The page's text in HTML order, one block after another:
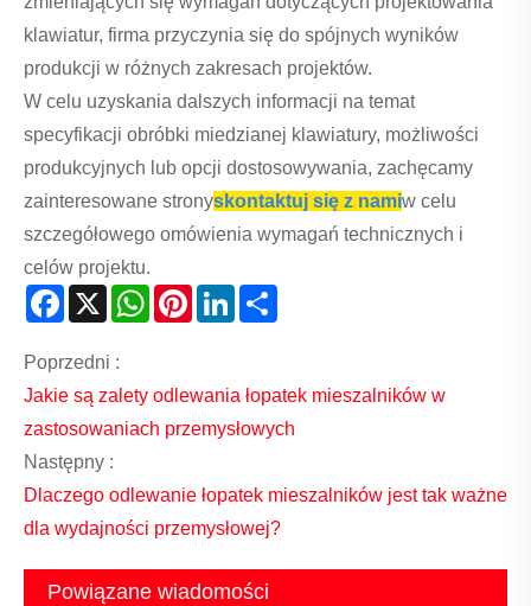
klawiatur, firma przyczynia się do spójnych wyników
produkcji w różnych zakresach projektów.
W celu uzyskania dalszych informacji na temat
specyfikacji obróbki miedzianej klawiatury, możliwości
produkcyjnych lub opcji dostosowywania, zachęcamy
zainteresowane stronyskontaktuj się z namiw celu
szczegółowego omówienia wymagań technicznych i
celów projektu.
Facebook
X WhatsAppPinterestLinkedIn
Poprzedni :
Jakie są zalety odlewania łopatek mieszalników w
zastosowaniach przemysłowych
Następny :
Dlaczego odlewanie łopatek mieszalników jest tak ważne
dla wydajności przemysłowej?
Powiązane wiadomości